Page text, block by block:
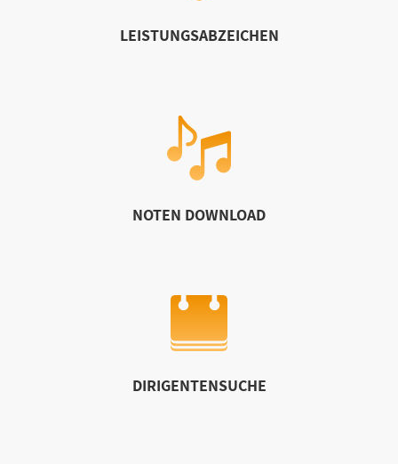
LEISTUNGSABZEICHEN
NOTEN DOWNLOAD
DIRIGENTENSUCHE